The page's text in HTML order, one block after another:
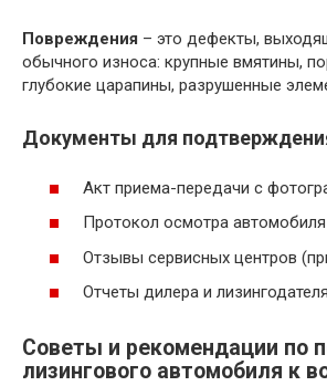
Повреждения – это дефекты,
обычного износа: крупные вмятины,
глубокие царапины, разрушенные
Документы для
Акт приема-передачи с
Протокол осмотра автомобиля
Отзывы сервисных центров
Отчеты дилера и
Советы и рекомендации по
лизингового автомобиля к